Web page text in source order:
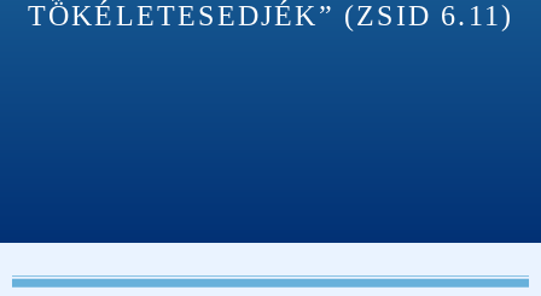
TÖKÉLETESEDJÉK” (ZSID 6.11)